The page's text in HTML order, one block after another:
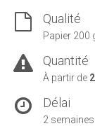
Qualité
Papier 200
Quantité
À partir de
Délai
2